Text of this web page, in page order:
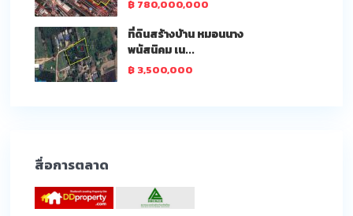
฿ 780,000,000
ที่ดินสร้างบ้าน หมอนนาง
พนัสนิคม เน...
฿ 3,500,000
สื่อการตลาด